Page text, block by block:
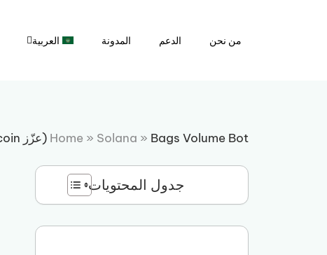
من نحن الدعم المدونة العربية
Home » Solana » Bags Volume Bot (عزّز memecoin الخاص بك)
جدول المحتويات